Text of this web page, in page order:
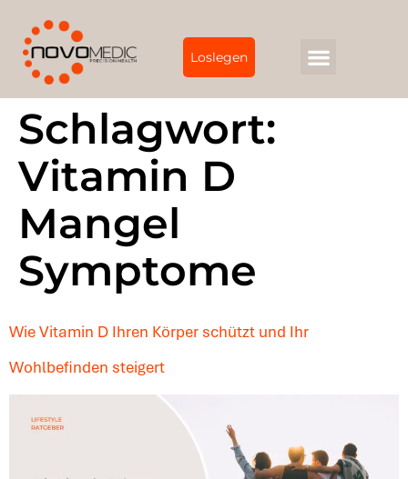
Loslegen
Schlagwort:
Vitamin D
Mangel
Symptome
Wie Vitamin D Ihren Körper schützt und Ihr
Wohlbefinden steigert